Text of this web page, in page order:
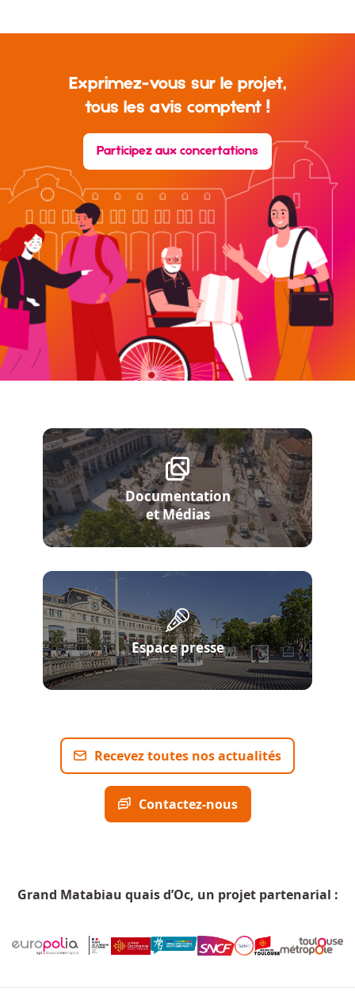
Exprimez-vous sur le projet,
tous les avis comptent !
Participez aux concertations
Documentation
et Médias
Espace presse
Recevez toutes nos actualités
Contactez-nous
Grand Matabiau quais d’Oc, un projet partenarial :